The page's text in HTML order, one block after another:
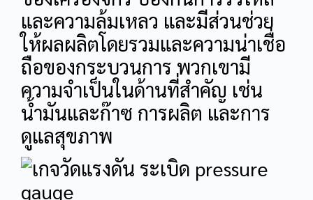
และความล้มเหลว และมีส่วนช่วย
ให้ผลผลิตโดยรวมและความน่าเชื่อ
ถือของกระบวนการ พวกเขามี
ความจำเป็นในด้านที่สำคัญ เช่น
น้ำมันและก๊าซ การผลิต และการ
ดูแลสุขภาพ